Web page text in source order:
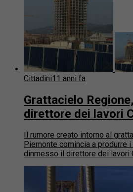
Cittadini11 anni fa
Grattacielo
direttore dei lavori
Il rumore creato intorno al
Piemonte comincia a produrre
dinmesso il direttore dei lavori